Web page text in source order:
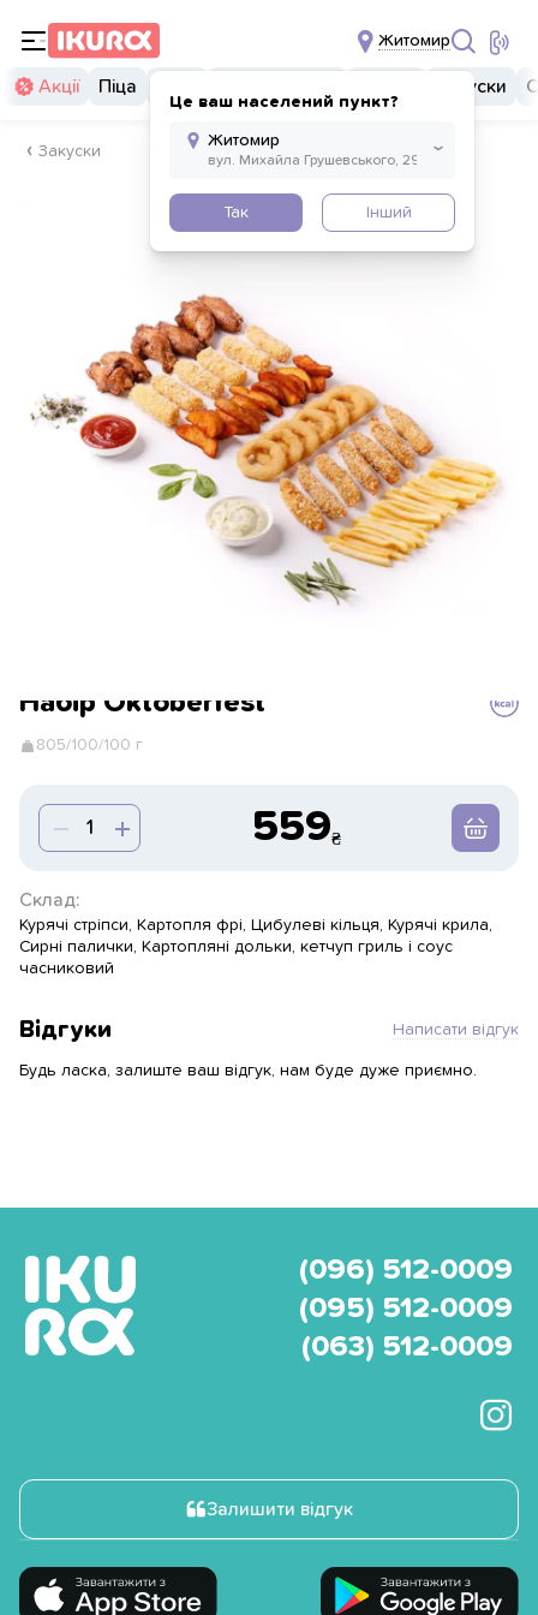
Житомир
Це ваш населений пункт?
Так Інший
Акції Піца Закуски
Закуски
Набір Oktoberfest
805/100/100 г
559
Склад:
Курячі стріпси, Картопля фрі, Цибулеві кільця, Курячі крила,
Сирні палички, Картопляні дольки, кетчуп гриль і соус
часниковий
Відгуки Написати відгук
Будь ласка, залиште ваш відгук, нам буде дуже приємно.
(096) 512-0009
(095) 512-0009
(063) 512-0009
Залишити відгук